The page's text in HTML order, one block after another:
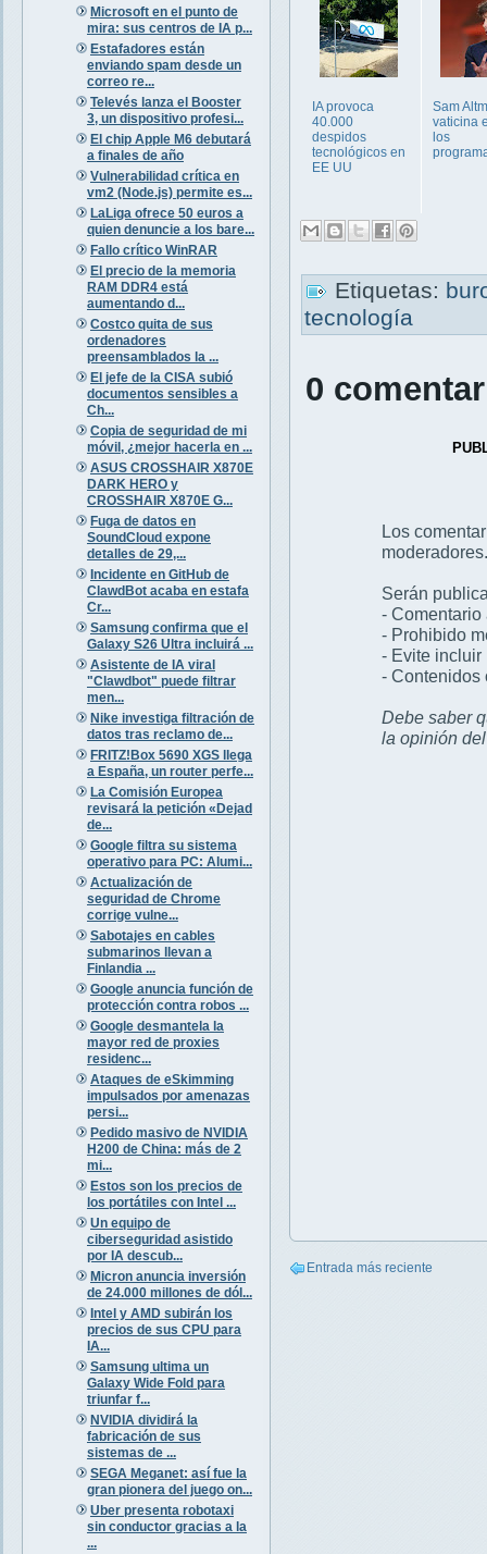
Microsoft en el punto de
mira: sus centros de IA p...
Estafadores están
enviando spam desde un
correo re...
Televés lanza el Booster
3, un dispositivo profesi...
El chip Apple M6 debutará
a finales de año
Vulnerabilidad crítica en
vm2 (Node.js) permite es...
LaLiga ofrece 50 euros a
quien denuncie a los bare...
Fallo crítico WinRAR
El precio de la memoria
RAM DDR4 está
aumentando d...
Costco quita de sus
ordenadores
preensamblados la ...
El jefe de la CISA subió
documentos sensibles a
Ch...
Copia de seguridad de mi
móvil, ¿mejor hacerla en ...
ASUS CROSSHAIR X870E
DARK HERO y
CROSSHAIR X870E G...
Fuga de datos en
SoundCloud expone
detalles de 29,...
Incidente en GitHub de
ClawdBot acaba en estafa
Cr...
Samsung confirma que el
Galaxy S26 Ultra incluirá ...
Asistente de IA viral
"Clawdbot" puede filtrar
men...
Nike investiga filtración de
datos tras reclamo de...
FRITZ!Box 5690 XGS llega
a España, un router perfe...
La Comisión Europea
revisará la petición «Dejad
de...
Google filtra su sistema
operativo para PC: Alumi...
Actualización de
seguridad de Chrome
corrige vulne...
Sabotajes en cables
submarinos llevan a
Finlandia ...
Google anuncia función de
protección contra robos ...
Google desmantela la
mayor red de proxies
residenc...
Ataques de eSkimming
impulsados por amenazas
persi...
Pedido masivo de NVIDIA
H200 de China: más de 2
mi...
Estos son los precios de
los portátiles con Intel ...
Un equipo de
ciberseguridad asistido
por IA descub...
Micron anuncia inversión
de 24.000 millones de dól...
Intel y AMD subirán los
precios de sus CPU para
IA...
Samsung ultima un
Galaxy Wide Fold para
triunfar f...
NVIDIA dividirá la
fabricación de sus
sistemas de ...
SEGA Meganet: así fue la
gran pionera del juego on...
Uber presenta robotaxi
sin conductor gracias a la
...
IA provoca
40.000
despidos
tecnológicos en
EE UU
Sam
vaticina
los
Etiquetas:
tecnología
0
Los
moderadores.
Serán
- Comentario
- Prohibido
- Evite incluir
- Contenidos
Debe saber
la opinión
Entrada más reciente